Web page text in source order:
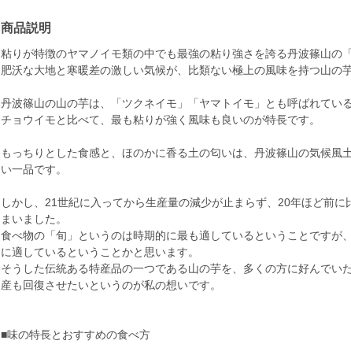
商品説明
粘りが特徴のヤマノイモ類の中でも最強の粘り強さを誇る丹波篠山の
肥沃な大地と寒暖差の激しい気候が、比類ない極上の風味を持つ山の
丹波篠山の山の芋は、「ツクネイモ」「ヤマトイモ」とも呼ばれてい
チョウイモと比べて、最も粘りが強く風味も良いのが特長です。
もっちりとした食感と、ほのかに香る土の匂いは、丹波篠山の気候風
い一品です。
しかし、21世紀に入ってから生産量の減少が止まらず、20年ほど前に
まいました。
食べ物の「旬」というのは時期的に最も適しているということですが
に適しているということかと思います。
そうした伝統ある特産品の一つである山の芋を、多くの方に好んでい
産も回復させたいというのが私の想いです。
■味の特長とおすすめの食べ方